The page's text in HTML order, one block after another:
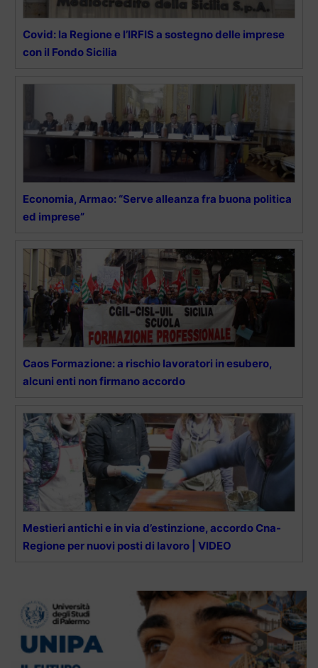
Covid: la Regione e l’IRFIS a sostegno delle imprese
con il Fondo Sicilia
Economia, Armao: “Serve alleanza fra buona politica
ed imprese”
Caos Formazione: a rischio lavoratori in esubero,
alcuni enti non firmano accordo
Mestieri antichi e in via d’estinzione, accordo Cna-
Regione per nuovi posti di lavoro | VIDEO